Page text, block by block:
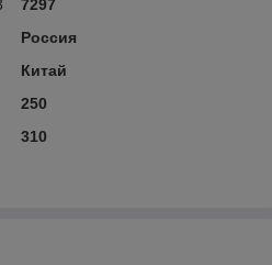
7297
Россия
Китай
250
310